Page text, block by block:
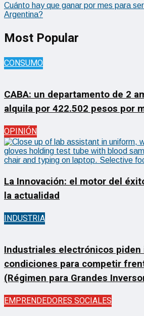
Cuánto hay que ganar por mes para
Argentina?
Most Popular
CONSUMO
CABA: un departamento de 2
alquila por 422.502 pesos por
OPINIÓN
La Innovación: el motor del
la actualidad
INDUSTRIA
Industriales electrónicos piden
condiciones para competir
(Régimen para Grandes
EMPRENDEDORES SOCIALES